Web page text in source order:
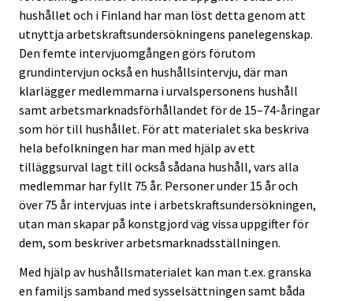
hushållet och i Finland har man löst detta genom att
utnyttja arbetskraftsundersökningens panelegenskap.
Den femte intervjuomgången görs förutom
grundintervjun också en hushållsintervju, där man
klarlägger medlemmarna i urvalspersonens hushåll
samt arbetsmarknadsförhållandet för de 15–74-åringar
som hör till hushållet. För att materialet ska beskriva
hela befolkningen har man med hjälp av ett
tilläggsurval lagt till också sådana hushåll, vars alla
medlemmar har fyllt 75 år. Personer under 15 år och
över 75 år intervjuas inte i arbetskraftsundersökningen,
utan man skapar på konstgjord väg vissa uppgifter för
dem, som beskriver arbetsmarknadsställningen.
Med hjälp av hushållsmaterialet kan man t.ex. granska
en familjs samband med sysselsättningen samt båda